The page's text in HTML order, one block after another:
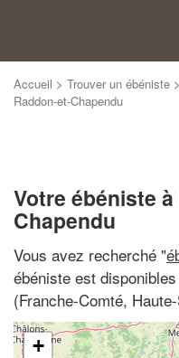
Accueil > Trouver un ébéniste >
Raddon-et-Chapendu
Votre ébéniste
Chapendu
Vous avez recherché "
ébéniste est
(Franche-Comté,
+